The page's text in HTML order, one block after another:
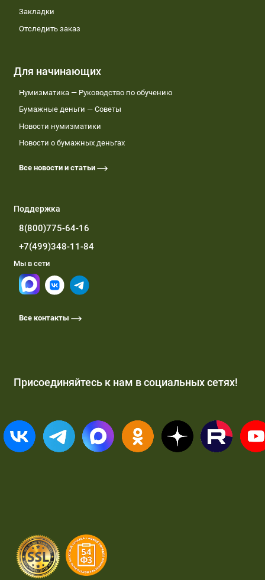
Закладки
Отследить заказ
Для начинающих
Нумизматика — Руководство по обучению
Бумажные деньги — Советы
Новости нумизматики
Новости о бумажных деньгах
Все новости и статьи
Поддержка
8(800)775-64-16
+7(499)348-11-84
Мы в сети
Все контакты
Присоединяйтесь к нам в социальных сетях!